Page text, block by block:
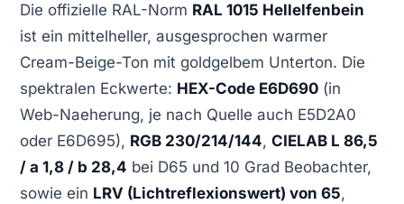
Die offizielle RAL-Norm RAL 1015 Hellelfenbein
ist ein mittelheller, ausgesprochen warmer
Cream-Beige-Ton mit goldgelbem Unterton. Die
spektralen Eckwerte: HEX-Code E6D690 (in
Web-Naeherung, je nach Quelle auch E5D2A0
oder E6D695), RGB 230/214/144, CIELAB L 86,5
/ a 1,8 / b 28,4 bei D65 und 10 Grad Beobachter,
sowie ein LRV (Lichtreflexionswert) von 65,